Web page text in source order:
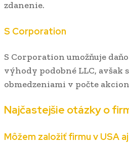
zdanenie.
S Corporation
S Corporation umožňuje
výhody podobné LLC, avšak
obmedzeniami v počte
Najčastejšie otázky o
Môžem založiť firmu v USA